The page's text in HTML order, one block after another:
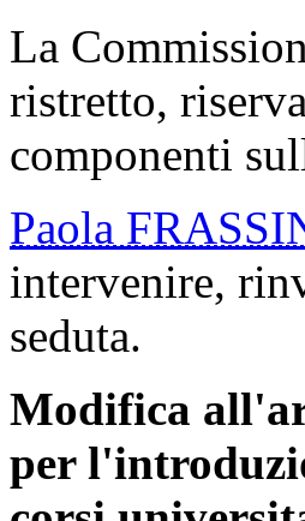
La
ristretto,
componenti
Paola
intervenire,
seduta.
Modifica
per